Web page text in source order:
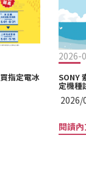
指定電冰
2026-
SONY
定機種
2026/
閱讀